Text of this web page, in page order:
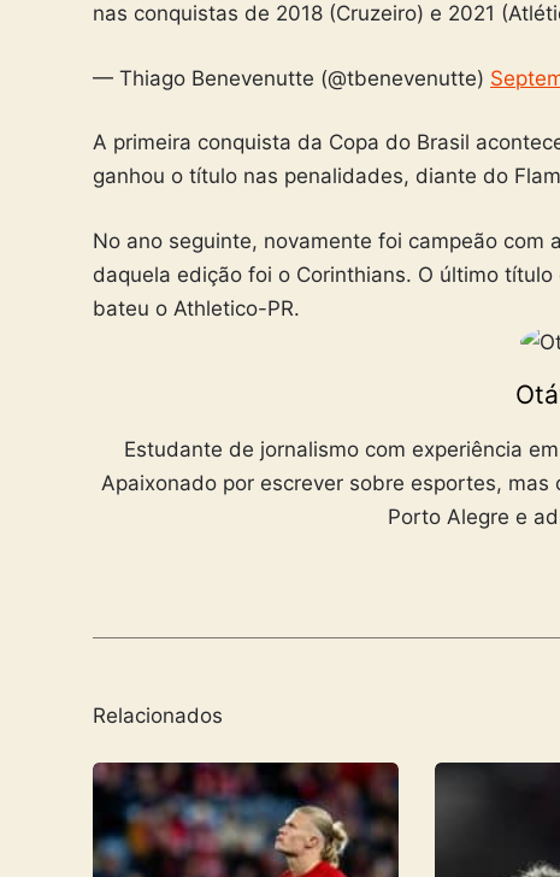
nas conquistas de 2018 (Cruzeiro) e 2021
— Thiago Benevenutte (@tbenevenutte)
A primeira conquista da Copa do Brasil
ganhou o título nas penalidades, diante do
No ano seguinte, novamente foi campeão com a
daquela edição foi o Corinthians. O último
bateu o Athletico-PR.
Estudante de jornalismo com experiência
Apaixonado por escrever sobre esportes,
Porto Alegre e
Relacionados